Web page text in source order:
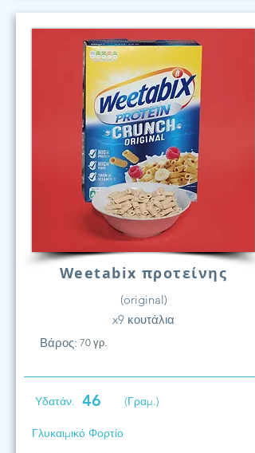
Weetabix προτείνης
(original)
x9 κουτάλια
Βάρος: 70 γρ.
Υδατάν. 46 (Γραμ.)
Γλυκαιμικό Φορτίο